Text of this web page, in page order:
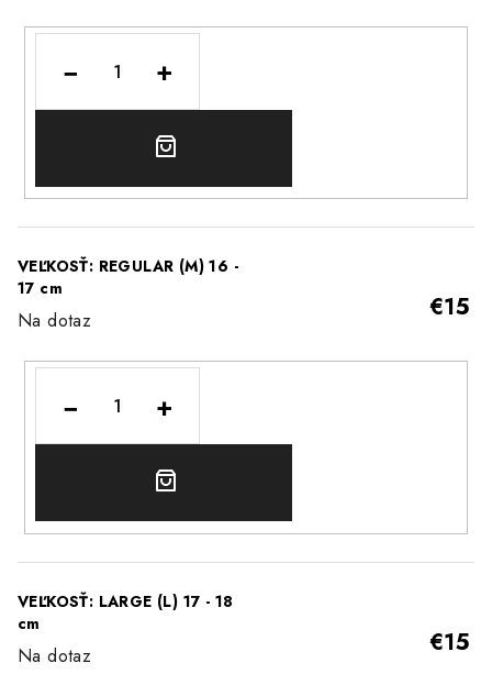
+
−
DO
VEĽKOSŤ: REGULAR (M) 16 -
17 cm
Na dotaz €15
+
−
DO
VEĽKOSŤ: LARGE (L) 17 - 18
cm
Na dotaz €15